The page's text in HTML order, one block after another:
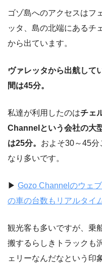
ゴゾ島へのアクセスはフ
ッタ、島の北端にあるチ
から出ています。
ヴァレッタから出航して
間は45分。
私達が利用したのはチェ
Channelという会社の大
は25分。 およそ30～45
なり多いです。
▶ Gozo Channelのウェ
の車の台数もリアルタイ
観光客も多いですが、乗
搬するらしきトラックも
ェリーなんだなという印